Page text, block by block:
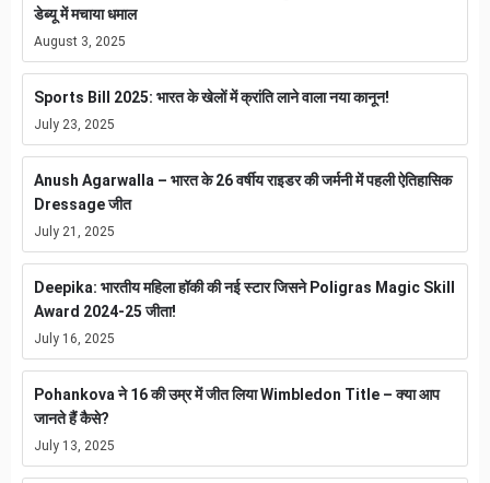
डेब्यू में मचाया धमाल
August 3, 2025
Sports Bill 2025: भारत के खेलों में क्रांति लाने वाला नया कानून!
July 23, 2025
Anush Agarwalla – भारत के 26 वर्षीय राइडर की जर्मनी में पहली ऐतिहासिक
Dressage जीत
July 21, 2025
Deepika: भारतीय महिला हॉकी की नई स्टार जिसने Poligras Magic Skill
Award 2024-25 जीता!
July 16, 2025
Pohankova ने 16 की उम्र में जीत लिया Wimbledon Title – क्या आप
जानते हैं कैसे?
July 13, 2025